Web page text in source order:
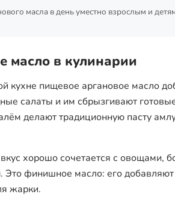
масла в день уместно взрослым и
масло в кулинарии
кухне пищевое аргановое масло
салаты и им сбрызгивают
делают традиционную пасту
хорошо сочетается с овощами,
Это финишное масло: его
жарки.